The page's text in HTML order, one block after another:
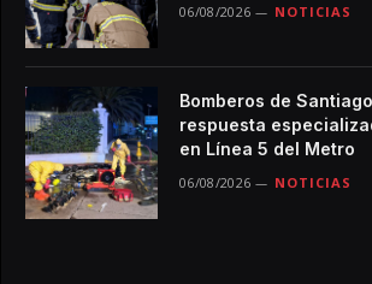
06/08/2026 NOTICIAS
Bomberos de
respuesta
en Línea 5 del Metro
06/08/2026 NOTICIAS